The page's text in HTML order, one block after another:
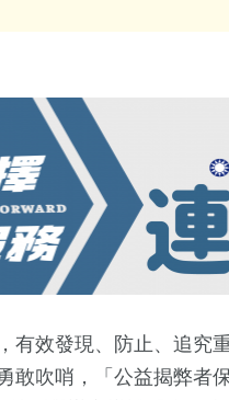
有效發現、防止、追究
敢吹哨，「公益揭弊者